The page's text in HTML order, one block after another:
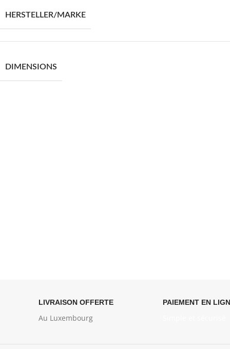
HERSTELLER/MARKE
DIMENSIONS
LIVRAISON OFFERTE
Au Luxembourg
PAIEMENT EN